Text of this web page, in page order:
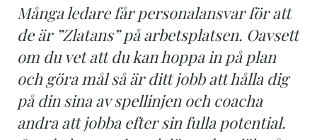
Många ledare får personalansvar för att
de är ”Zlatans” på arbetsplatsen. Oavsett
om du vet att du kan hoppa in på plan
och göra mål så är ditt jobb att hålla dig
på din sina av spellinjen och coacha
andra att jobba efter sin fulla potential.